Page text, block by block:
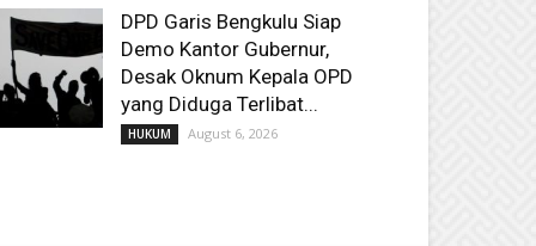
DPD Garis Bengkulu Siap
Demo Kantor Gubernur,
Desak Oknum Kepala OPD
yang Diduga Terlibat...
HUKUM August 6, 2026